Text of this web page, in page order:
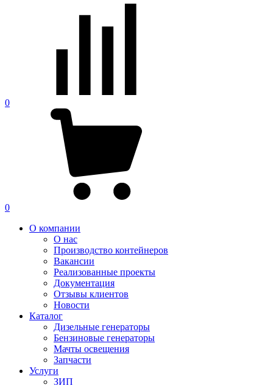
0
0
О компании
О нас
Производство контейнеров
Вакансии
Реализованные проекты
Документация
Отзывы клиентов
Новости
Каталог
Дизельные генераторы
Бензиновые генераторы
Мачты освещения
Запчасти
Услуги
ЗИП